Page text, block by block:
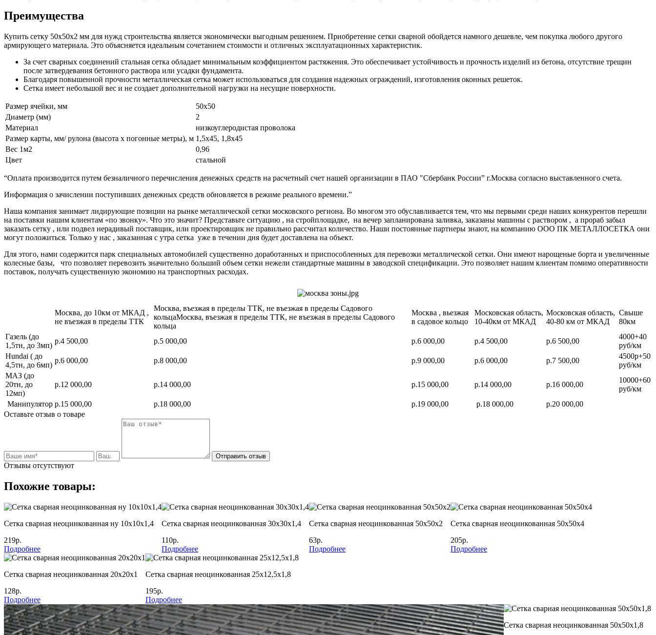
Преимущества
Купить сетку 50х50х2 мм для нужд строительства является экономически выгодным решением. Приобретение сетки сварной обойдется намного дешевле, чем покупка любого другого
армирующего материала. Это объясняется идеальным сочетанием стоимости и отличных эксплуатационных характеристик.
За счет сварных соединений стальная сетка обладает минимальным коэффициентом растяжения. Это обеспечивает устойчивость и прочность изделий из бетона, отсутствие трещин
после затвердевания бетонного раствора или усадки фундамента.
Благодаря повышенной прочности металлическая сетка может использоваться для создания надежных ограждений, изготовления оконных решеток.
Сетка имеет небольшой вес и не создает дополнительной нагрузки на несущие поверхности.
Размер ячейки, мм
50х50
Диаметр (мм)
2
Материал
низкоуглеродистая проволока
Размер карты, мм/ рулона (высота х погонные метры), м 1,5х45, 1,8х45
Вес 1м2
0,96
Цвет
стальной
“Оплата производится путем безналичного перечисления денежных средств на расчетный счет нашей организации в ПАО "Сбербанк России” г.Москва согласно выставленного счета.
Информация о зачислении поступивших денежных средств обновляется в режиме реального времени.”
Наша компания занимает лидирующие позиции на рынке металлической сетки московского региона. Во многом это обуславливается тем, что мы первыми среди наших конкурентов перешли
на поставки нашим клиентам «по звонку». Что это значит? Представьте ситуацию , на стройплощадке, на вечер запланирована заливка, заказаны машины с раствором , а прораб забыл
заказать сетку , или подвел нерадивый поставщик, или проектировщик не правильно рассчитал количество. Наши постоянные партнеры знают, на компанию ООО ПК МЕТАЛЛОСЕТКА они
могут положиться. Только у нас , заказанная с утра сетка уже в течении дня будет доставлена на объект.
Для этого, нами содержится парк специальных автомобилей существенно доработанных и приспособленных для перевозки металлической сетки. Они имеют нарощеные борта и увеличенные
колесные базы, что позволяет перевозить значительно больший объем сетки нежели стандартные машины в заводской спецификации. Это позволяет нашим клиентам помимо оперативности
поставок, получать существенную экономию на транспортных расходах.
Москва, до 10км от МКАД ,
не въезжая в пределы ТТК
Москва, въезжая в пределы ТТК, не въезжая в пределы Садового
кольцаМосква, въезжая в пределы ТТК, не въезжая в пределы Садового
кольца
Москва , вьезжая
в садовое кольцо
Московская область,
10-40км от МКАД
Московская область,
40-80 км от МКАД
Свыше
80км
Газель (до
1,5тн, до 3мп)
р.4 500,00 р.5 000,00 р.6 000,00 р.4 500,00 р.6 500,00
4000+40
руб/км
Hundai ( до
4,5тн, до 6мп)
р.6 000,00 р.8 000,00 р.9 000,00 р.6 000,00 р.7 500,00
4500р+50
руб/км
МАЗ (до
20тн, до
12мп)
р.12 000,00 р.14 000,00 р.15 000,00 р.14 000,00 р.16 000,00
10000+60
руб/км
Манипулятор р.15 000,00 р.18 000,00 р.19 000,00 р.18 000,00
р.20 000,00
Оставьте отзыв о товаре
Отправить отзыв
Отзывы отсутствуют
Похожие товары:
Сетка сварная неоцинкованная ну 10х10х1,4
219р.
Подробнее
Сетка сварная неоцинкованная 30х30х1,4
110р.
Подробнее
Сетка сварная неоцинкованная 50х50х2
63р.
Подробнее
Сетка сварная неоцинкованная 50х50х4
205р.
Подробнее
Сетка сварная неоцинкованная 20х20х1
128р.
Подробнее
Сетка сварная неоцинкованная 25х12,5х1,8
195р.
Подробнее
Сетка сварная неоцинкованная 50х50х1,8